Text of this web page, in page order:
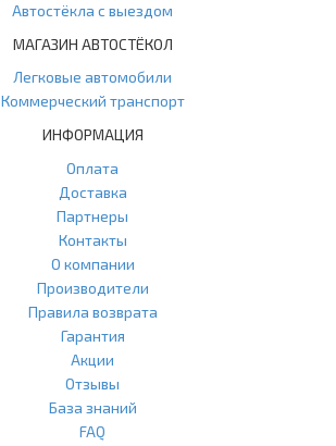
Автостёкла с выездом
МАГАЗИН АВТОСТЁКОЛ
Легковые автомобили
Коммерческий транспорт
ИНФОРМАЦИЯ
Оплата
Доставка
Партнеры
Контакты
О компании
Производители
Правила возврата
Гарантия
Акции
Отзывы
База знаний
FAQ